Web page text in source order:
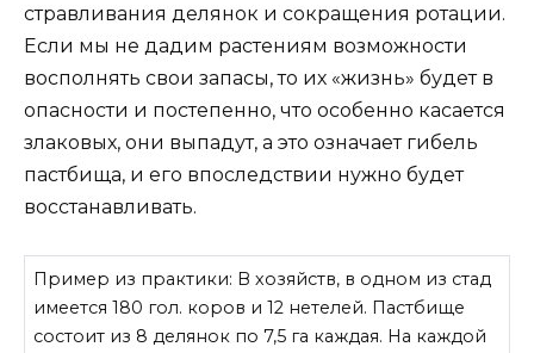
стравливания делянок и сокращения ротации.
Если мы не дадим растениям возможности
восполнять свои запасы, то их «жизнь» будет в
опасности и постепенно, что особенно касается
злаковых, они выпадут, а это означает гибель
пастбища, и его впоследствии нужно будет
восстанавливать.
Пример из практики: В хозяйств, в одном из стад
имеется 180 гол. коров и 12 нетелей. Пастбище
состоит из 8 делянок по 7,5 га каждая. На каждой